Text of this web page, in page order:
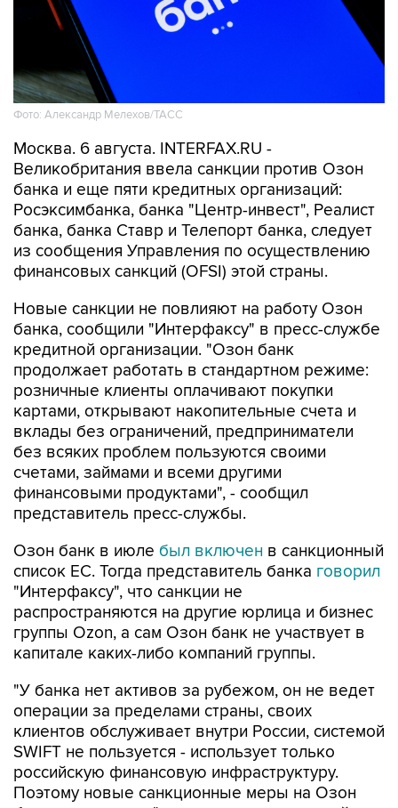
Фото: Александр Мелехов/ТАСС
Москва. 6 августа. INTERFAX.RU -
банка и еще пяти кредитных организаций:
Росэксимбанка, банка "Центр-инвест", Реалист
банка, банка Ставр и Телепорт банка, следует
из сообщения Управления по осуществлению
финансовых санкций (OFSI) этой страны.
Новые санкции не повлияют на работу Озон
кредитной организации. "Озон банк
продолжает работать в стандартном режиме:
розничные клиенты оплачивают покупки
картами, открывают накопительные счета и
вклады без ограничений, предприниматели
без всяких проблем пользуются своими
счетами, займами и всеми другими
финансовыми продуктами", - сообщил
представитель пресс-службы.
Озон банк в июлебыл включен
"Интерфаксу", что санкции не
распространяются на другие юрлица и бизнес
группы Ozon, а сам Озон банк не участвует в
капитале каких-либо компаний группы.
"У банка нет активов за рубежом, он не ведет
клиентов обслуживает внутри России, системой
SWIFT не пользуется - использует только
российскую финансовую инфраструктуру.
Поэтому новые санкционные меры на Озон
банк не повлияют", - отмечали в кредитной
организации.